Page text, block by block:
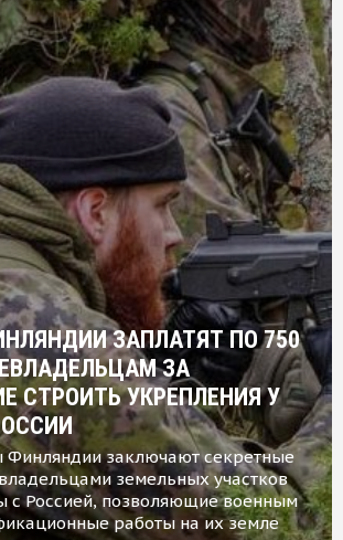
ЗАПЛАТЯТ ПО 750
ЗА
СТРОИТЬ УКРЕПЛЕНИЯ У
заключают секретные
земельных участков
с Россией, позволяющие военным
работы на их земле